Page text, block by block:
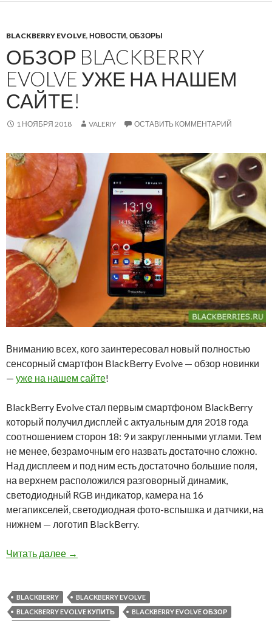
BLACKBERRY EVOLVE, НОВОСТИ, ОБЗОРЫ
ОБЗОР BLACKBERRY
EVOLVE УЖЕ НА НАШЕМ
САЙТЕ!
1 НОЯБРЯ 2018 VALERIY ОСТАВИТЬ КОММЕНТАРИЙ
Вниманию всех, кого заинтересовал новый полностью
сенсорный смартфон BlackBerry Evolve — обзор новинки
— уже на нашем сайте!
BlackBerry Evolve стал первым смартфоном BlackBerry
который получил дисплей с актуальным для 2018 года
соотношением сторон 18: 9 и закругленными углами. Тем
не менее, безрамочным его назвать достаточно сложно.
Над дисплеем и под ним есть достаточно большие поля,
на верхнем расположился разговорный динамик,
светодиодный RGB индикатор, камера на 16
мегапикселей, светодиодная фото-вспышка и датчики, на
нижнем — логотип BlackBerry.
Читать далее Обзор BlackBerry Evolve уже на нашем сайте!
→
BLACKBERRY
BLACKBERRY EVOLVE
BLACKBERRY EVOLVE КУПИТЬ
BLACKBERRY EVOLVE ОБЗОР